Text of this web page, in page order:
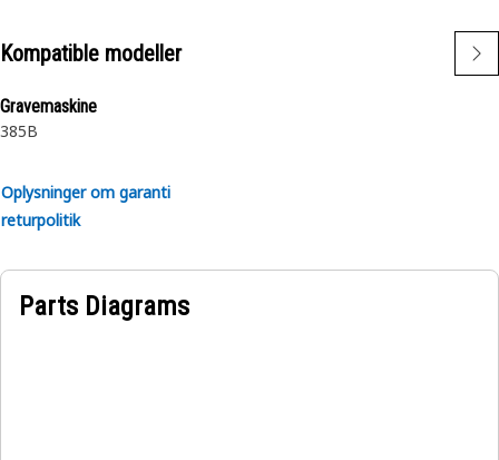
Kompatible modeller
Gravemaskine
385B
Oplysninger om garanti
returpolitik
Parts Diagrams